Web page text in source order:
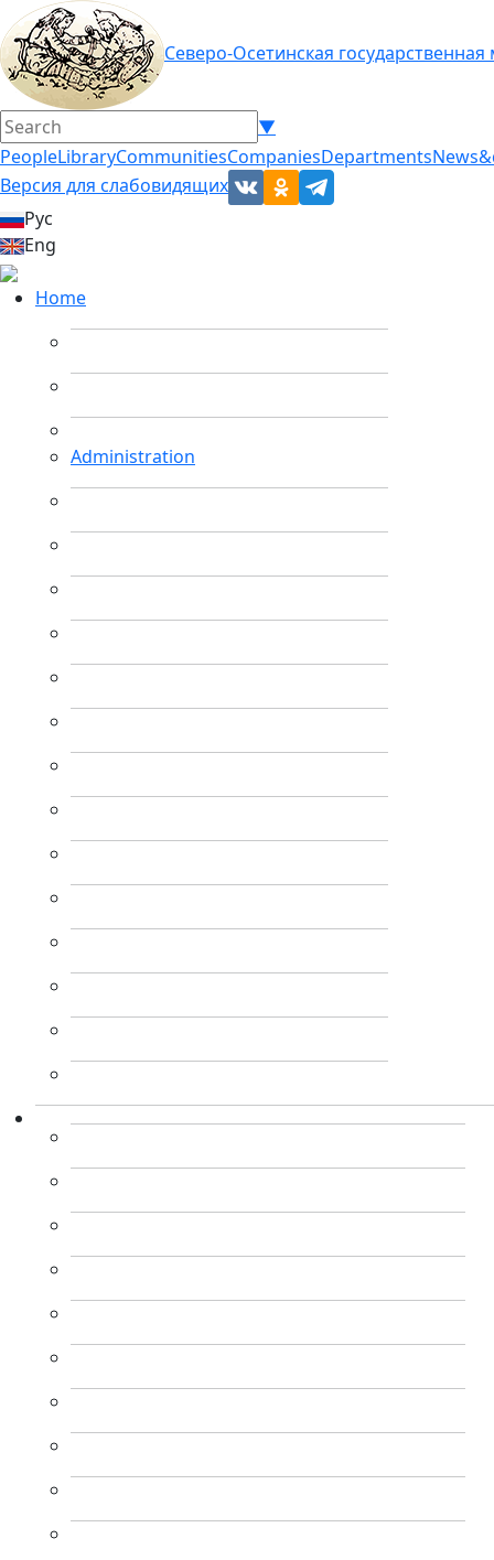
Северо-Осетинская
▼
PeopleLibraryCommunitiesCompaniesDepartments
Версия для слабовидящих
Рус
Eng
Home
Administration